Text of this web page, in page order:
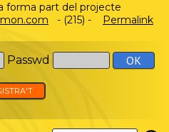
forma part del projecte
- (215) - Permalink
Passwd